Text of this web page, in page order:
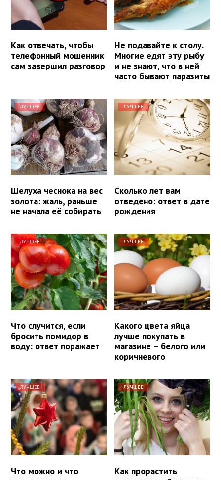
Как отвечать, чтобы
телефонный мошенник
сам завершил разговор
Не подавайте к столу.
Многие едят эту рыбу
и не знают, что в ней
часто бывают паразиты
ЛУЧШЕЕ
Шелуха чеснока на вес
золота: жаль, раньше
не начала её собирать
ЛУЧШЕЕ
Сколько лет вам
отведено: ответ в дате
рождения
ЛУЧШЕЕ
Что случится, если
бросить помидор в
воду: ответ поражает
ЛУЧШЕЕ
Какого цвета яйца
лучше покупать в
магазине – белого или
коричневого
ЛУЧШЕЕ
Что можно и что
ЛУЧШЕЕ
Как прорастить